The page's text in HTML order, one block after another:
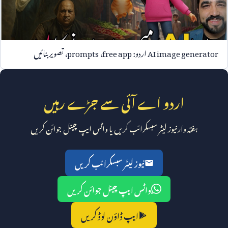
AI imageاردو:free app،prompts، تصویر بنائیں
اردو اے آئی سے جڑے رہیں
ہفتہ وار نیوز لیٹر سبسکرائب کریں یا واٹس ایپ چینل جوائن کریں
نیوز لیٹر سبسکرائب کریں
واٹس ایپ چینل جوائن کریں
ایپ ڈاؤن لوڈ کریں